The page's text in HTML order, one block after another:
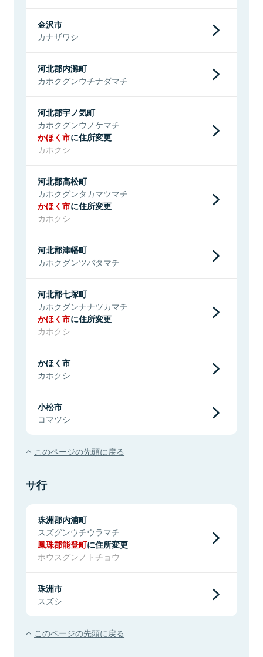
金沢市
カナザワシ
河北郡内灘町
カホクグンウチナダマチ
河北郡宇ノ気町
カホクグンウノケマチ
かほく市に住所変更
カホクシ
河北郡高松町
カホクグンタカマツマチ
かほく市に住所変更
カホクシ
河北郡津幡町
カホクグンツバタマチ
河北郡七塚町
カホクグンナナツカマチ
かほく市に住所変更
カホクシ
かほく市
カホクシ
小松市
コマツシ
このページの先頭に戻る
サ行
珠洲郡内浦町
スズグンウチウラマチ
鳳珠郡能登町に住所変更
ホウスグンノトチョウ
珠洲市
スズシ
このページの先頭に戻る